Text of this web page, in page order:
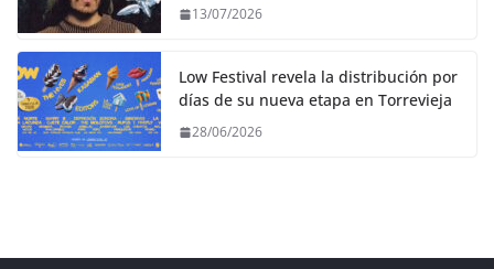
13/07/2026
Low Festival revela la distribución por
días de su nueva etapa en Torrevieja
28/06/2026